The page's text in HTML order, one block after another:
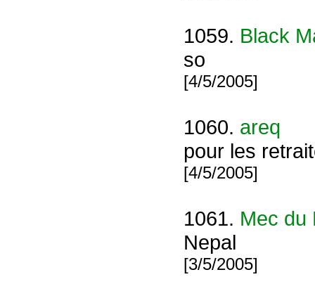
1059. Black
so
[4/5/2005]
1060. areq
pour les
[4/5/2005]
1061. Mec du
Nepal
[3/5/2005]